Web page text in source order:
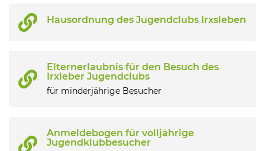
Hausordnung des Jugendclubs Irxsleben
Elternerlaubnis für den Besuch des
Irxleber Jugendclubs
für minderjährige Besucher
Anmeldebogen für volljährige
Jugendklubbesucher